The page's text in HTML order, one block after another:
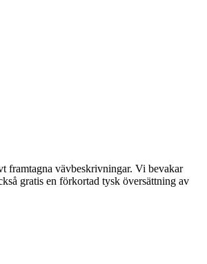
framtagna vävbeskrivningar. Vi bevakar
gratis en förkortad tysk översättning av